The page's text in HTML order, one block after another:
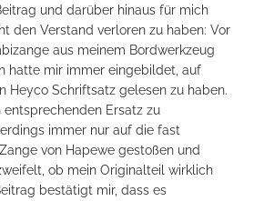
und darüber hinaus für mich
den Verstand verloren zu haben: Vor
aus meinem Bordwerkzeug
hatte mir immer eingebildet, auf
Heyco Schriftsatz gelesen zu haben.
entsprechenden Ersatz zu
immer nur auf die fast
von Hapewe gestoßen und
ob mein Originalteil wirklich
bestätigt mir, dass es